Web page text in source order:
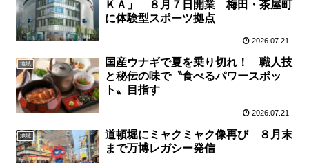
ＫＡ」 ８月７日開業 梅田・茶屋町
に体験型スポーツ拠点
2026.07.21
地域
国産ウナギで夏を乗り切れ！ 職人技
と秘伝の味で〝食べるパワースポッ
ト〟目指す
2026.07.21
地域
道頓堀にミャクミャク像再び ８月末
まで万博レガシー発信